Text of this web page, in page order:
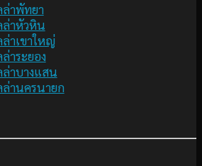
าพัทยา
าหัวหิน
าเขาใหญ่
าระยอง
าบางแสน
านครนายก